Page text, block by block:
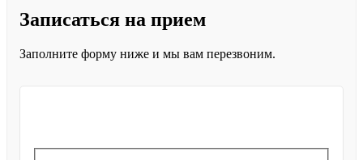
Записаться на прием
Заполните форму ниже и мы вам перезвоним.